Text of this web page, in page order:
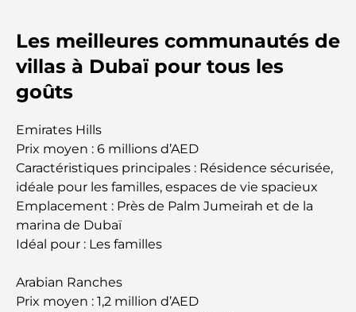
Restaurants de J1 Beach : la nouvelle destination
gastronomique de luxe à Dubaï
Crèches à Dubai Hills : Guide pour les parents
A Brief Guide to Buying Property in Dubai (2025-
Les meilleurs cafés du centre-ville de Dubaï : le
guide complet des amateurs de café
Les meilleures communautés de
villas à Dubaï pour tous les
goûts
Emirates Hills
Prix moyen : 6 millions d’AED
Caractéristiques principales : Résidence sécurisée,
idéale pour les familles, espaces de vie spacieux
Emplacement : Près de Palm Jumeirah et de la
marina de Dubaï
Idéal pour : Les familles
Arabian Ranches
Prix moyen : 1,2 million d’AED